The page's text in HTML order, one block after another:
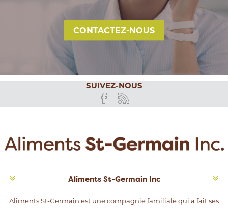
CONTACTEZ-NOUS
SUIVEZ-NOUS
Aliments St-Germain Inc
Aliments St-Germain est une compagnie familiale qui a fait ses